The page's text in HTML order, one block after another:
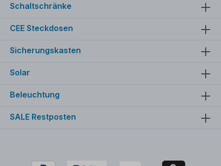
Schaltschränke
CEE Steckdosen
Sicherungskasten
Solar
Beleuchtung
SALE Restposten